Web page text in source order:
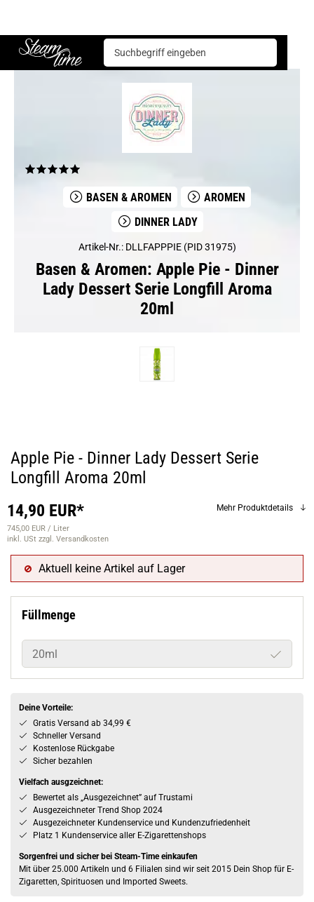
Steam time
Basen & Aromen Aromen Dinner Lady
BASEN & AROMEN
AROMEN
DINNER LADY
Artikel-Nr.: DLLFAPPPIE (PID 31975)
Basen & Aromen: Apple Pie - Dinner
Lady Dessert Serie Longfill Aroma
20ml
Apple Pie - Dinner Lady Dessert Serie
Longfill Aroma 20ml
14,90 EUR*
745,00 EUR / Liter
inkl. USt zzgl. Versandkosten
Mehr Produktdetails
Aktuell keine Artikel auf Lager
Füllmenge
20ml
Deine Vorteile:
Gratis Versand ab 34,99 €
Schneller Versand
Kostenlose Rückgabe
Sicher bezahlen
Vielfach ausgzeichnet:
Bewertet als „Ausgezeichnet” auf Trustami
Ausgezeichneter Trend Shop 2024
Ausgezeichneter Kundenservice und Kundenzufriedenheit
Platz 1 Kundenservice aller E-Zigarettenshops
Sorgenfrei und sicher bei Steam-Time einkaufen
Mit über 25.000 Artikeln und 6 Filialen sind wir seit 2015 Dein Shop für E-
Zigaretten, Spirituosen und Imported Sweets.